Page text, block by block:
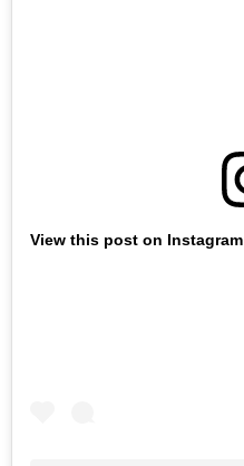
View this post on Instagram